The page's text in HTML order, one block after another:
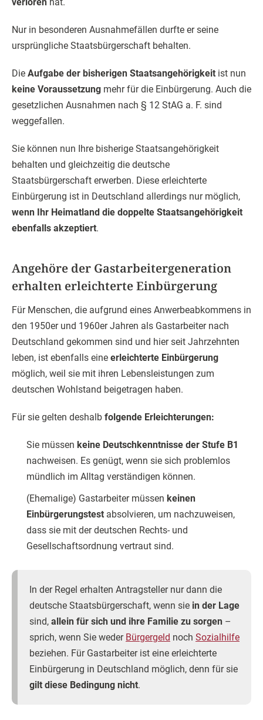
Nur in besonderen Ausnahmefällen durfte er seine
ursprüngliche Staatsbürgerschaft behalten.
Die Aufgabe der bisherigen Staatsangehörigkeit ist nun
keine Voraussetzung mehr für die Einbürgerung. Auch die
gesetzlichen Ausnahmen nach § 12 StAG a. F. sind
weggefallen.
Sie können nun Ihre bisherige Staatsangehörigkeit
behalten und gleichzeitig die deutsche
Staatsbürgerschaft erwerben. Diese erleichterte
Einbürgerung ist in Deutschland allerdings nur möglich,
wenn Ihr Heimatland die doppelte Staatsangehörigkeit
ebenfalls akzeptiert.
Angehöre der Gastarbeitergeneration
erhalten erleichterte Einbürgerung
Für Menschen, die aufgrund eines Anwerbeabkommens in
den 1950er und 1960er Jahren als Gastarbeiter nach
Deutschland gekommen sind und hier seit Jahrzehnten
leben, ist ebenfalls eine erleichterte Einbürgerung
möglich, weil sie mit ihren Lebensleistungen zum
deutschen Wohlstand beigetragen haben.
Für sie gelten deshalb folgende Erleichterungen:
Sie müssen keine Deutschkenntnisse der Stufe B1
nachweisen. Es genügt, wenn sie sich problemlos
mündlich im Alltag verständigen können.
(Ehemalige) Gastarbeiter müssen keinen
Einbürgerungstest absolvieren, um nachzuweisen,
dass sie mit der deutschen Rechts- und
Gesellschaftsordnung vertraut sind.
In der Regel erhalten Antragsteller nur dann die
deutsche Staatsbürgerschaft, wenn sie in der Lage
sind, allein für sich und ihre Familie zu sorgen –
sprich, wenn Sie weder Bürgergeld noch Sozialhilfe
beziehen. Für Gastarbeiter ist eine erleichterte
Einbürgerung in Deutschland möglich, denn für sie
gilt diese Bedingung nicht.